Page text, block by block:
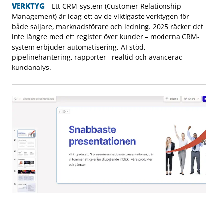
VERKTYG
Ett CRM-system (Customer Relationship
Management) är idag ett av de viktigaste verktygen för
både säljare, marknadsförare och ledning. 2025 räcker det
inte längre med ett register över kunder – moderna CRM-
system erbjuder automatisering, AI-stöd,
pipelinehantering, rapporter i realtid och avancerad
kundanalys.